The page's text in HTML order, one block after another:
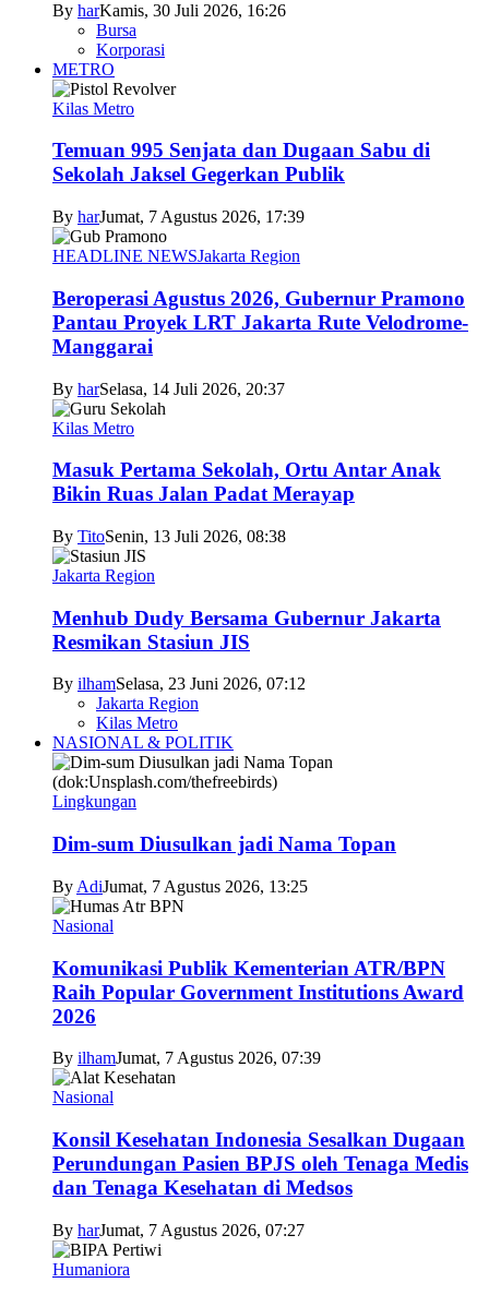
By harKamis, 30 Juli 2026, 16:26
Bursa
Korporasi
METRO
Kilas Metro
Temuan 995 Senjata dan Dugaan Sabu di
Sekolah Jaksel Gegerkan Publik
By harJumat, 7 Agustus 2026, 17:39
HEADLINE NEWSJakarta Region
Beroperasi Agustus 2026, Gubernur Pramono
Pantau Proyek LRT Jakarta Rute Velodrome-
Manggarai
By harSelasa, 14 Juli 2026, 20:37
Kilas Metro
Masuk Pertama Sekolah, Ortu Antar Anak
Bikin Ruas Jalan Padat Merayap
By TitoSenin, 13 Juli 2026, 08:38
Jakarta Region
Menhub Dudy Bersama Gubernur Jakarta
Resmikan Stasiun JIS
By ilhamSelasa, 23 Juni 2026, 07:12
Jakarta Region
Kilas Metro
NASIONAL & POLITIK
Lingkungan
Dim-sum Diusulkan jadi Nama Topan
By AdiJumat, 7 Agustus 2026, 13:25
Nasional
Komunikasi Publik Kementerian ATR/BPN
Raih Popular Government Institutions Award
2026
By ilhamJumat, 7 Agustus 2026, 07:39
Nasional
Konsil Kesehatan Indonesia Sesalkan Dugaan
Perundungan Pasien BPJS oleh Tenaga Medis
dan Tenaga Kesehatan di Medsos
By harJumat, 7 Agustus 2026, 07:27
Humaniora